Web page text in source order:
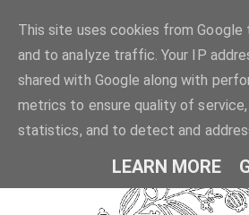
This site uses cookies from
and to analyze traffic. Your IP
shared with Google along with
metrics to ensure quality of
statistics, and to detect and
LEARN MORE